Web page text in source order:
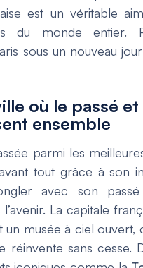
est un véritable
du monde entier.
sous un nouveau
où le passé et
ensemble
parmi les
tout grâce à son
avec son
l’avenir. La capitale
musée à ciel ouvert,
réinvente sans cesse.